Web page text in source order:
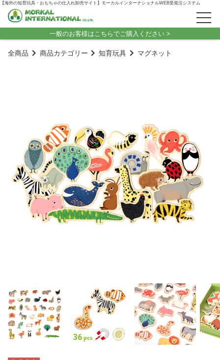
【海外の知育玩具・おもちゃの仕入れ卸売サイト】モーカルインターナショナルWEB受発注システム
一般のお客様はこちらでご購入ください >
全商品 商品カテゴリー 知育玩具 マグネット